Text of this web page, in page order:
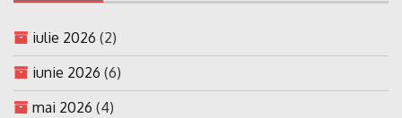
iulie 2026 (2)
iunie 2026 (6)
mai 2026 (4)